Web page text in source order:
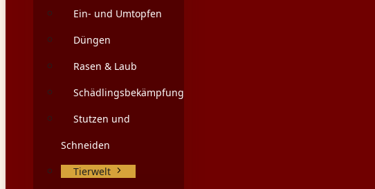
Ein- und Umtopfen
Düngen
Rasen & Laub
Schädlingsbekämpfung
Stutzen und
Schneiden
Tierwelt